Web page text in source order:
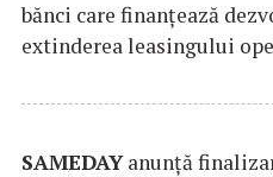
bănci care finanțează
extinderea leasingului
SAMEDAYanunță